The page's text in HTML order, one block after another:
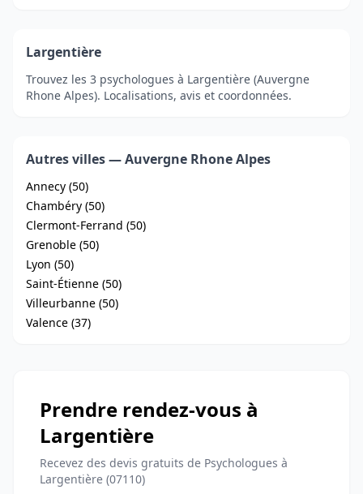
Largentière
Trouvez les 3 psychologues à Largentière (Auvergne
Rhone Alpes). Localisations, avis et coordonnées.
Autres villes — Auvergne Rhone Alpes
Annecy (50)
Chambéry (50)
Clermont-Ferrand (50)
Grenoble (50)
Lyon (50)
Saint-Étienne (50)
Villeurbanne (50)
Valence (37)
Prendre rendez-vous à
Largentière
Recevez des devis gratuits de Psychologues à
Largentière (07110)